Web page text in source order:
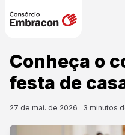
Conheça o
festa de
27 de mai. de 2026 3 minutos